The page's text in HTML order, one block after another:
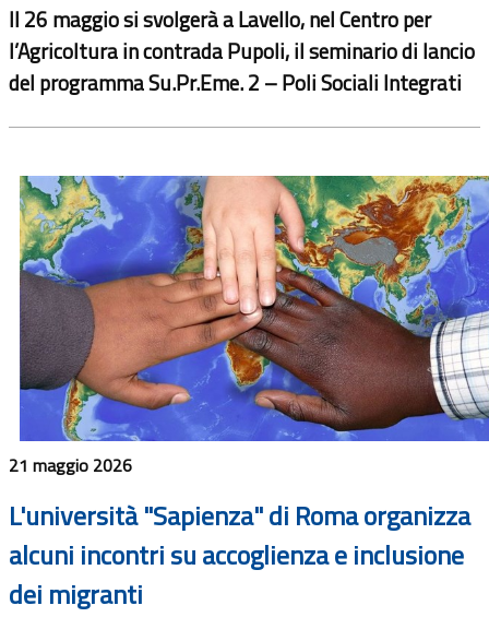
Il 26 maggio si svolgerà a Lavello, nel Centro per
l’Agricoltura in contrada Pupoli, il seminario di lancio
del programma Su.Pr.Eme. 2 – Poli Sociali Integrati
21 maggio 2026
L'università "Sapienza" di Roma organizza
alcuni incontri su accoglienza e inclusione
dei migranti